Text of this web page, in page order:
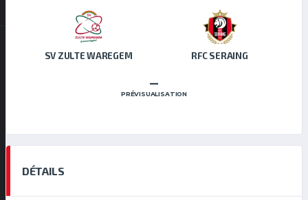
SV ZULTE WAREGEM RFC SERAING
–
PRÉVISUALISATION
DÉTAILS